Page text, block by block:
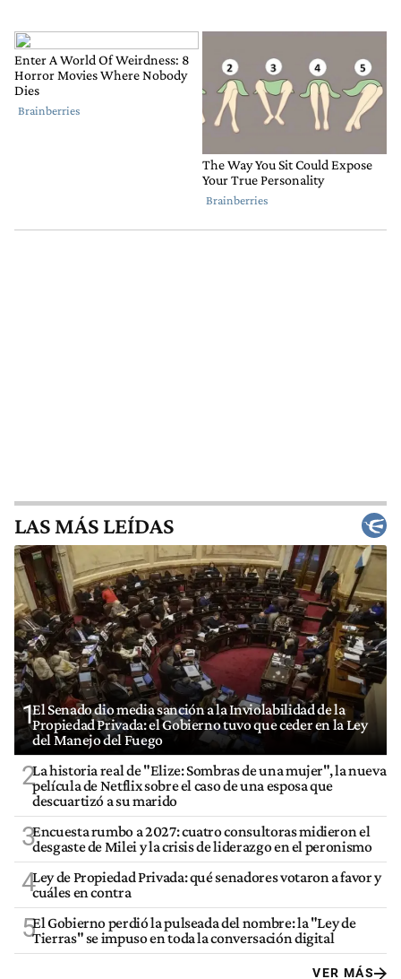
LAS MÁS LEÍDAS
1El Senado dio media sanción a la Inviolabilidad de la
Propiedad Privada: el Gobierno tuvo que ceder en la Ley
del Manejo del Fuego
2La historia real de "Elize: Sombras de una mujer", la nueva
película de Netflix sobre el caso de una esposa que
descuartizó a su marido
3Encuesta rumbo a 2027: cuatro consultoras midieron el
desgaste de Milei y la crisis de liderazgo en el peronismo
4Ley de Propiedad Privada: qué senadores votaron a favor y
cuáles en contra
5El Gobierno perdió la pulseada del nombre: la "Ley de
Tierras" se impuso en toda la conversación digital
VER MÁS